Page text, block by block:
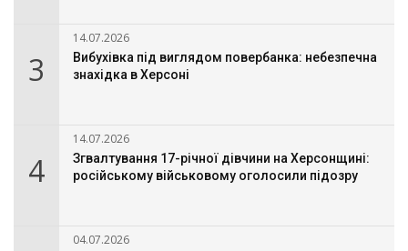
3
14.07.2026
Вибухівка під виглядом повербанка: небезпечна
знахідка в Херсоні
4
14.07.2026
Згвалтування 17-річної дівчини на Херсонщині:
російському військовому оголосили підозру
04.07.2026